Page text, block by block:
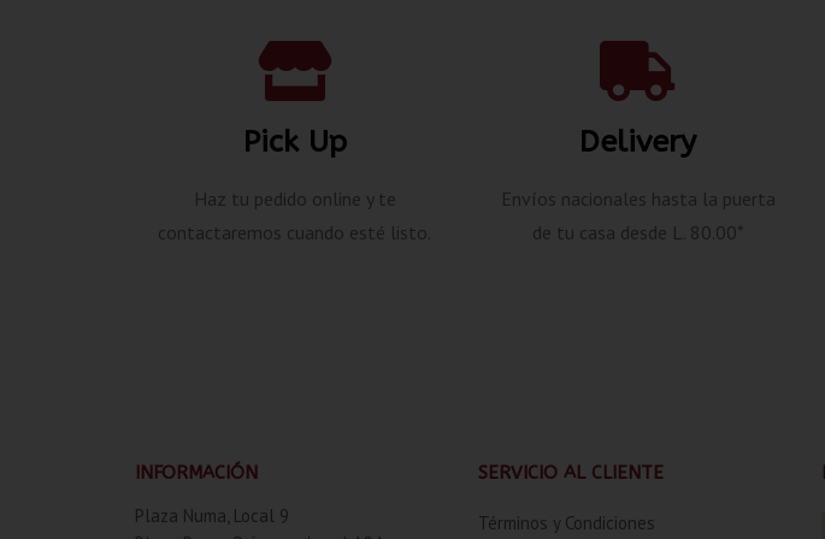
Pick Up
Haz tu pedido online y te
contactaremos cuando esté listo.
Delivery
Envíos nacionales hasta la puerta
de tu casa desde L. 80.00*
INFORMACIÓN
Plaza Numa, Local 9
SERVICIO AL CLIENTE
Términos y Condiciones